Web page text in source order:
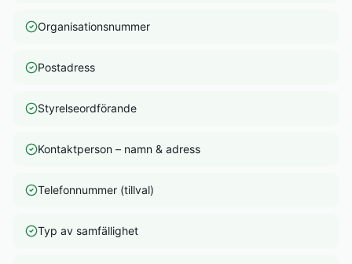
Organisationsnummer
Postadress
Styrelseordförande
Kontaktperson – namn & adress
Telefonnummer (tillval)
Typ av samfällighet